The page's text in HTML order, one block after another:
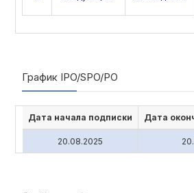
График IPO/SPO/PO
Дата начала подписки Дата
20.08.2025